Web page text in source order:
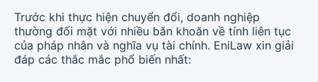
Trước khi thực hiện chuyển đổi, doanh nghiệp
thường đối mặt với nhiều băn khoăn về tính liên tục
của pháp nhân và nghĩa vụ tài chính. EniLaw xin giải
đáp các thắc mắc phổ biến nhất: